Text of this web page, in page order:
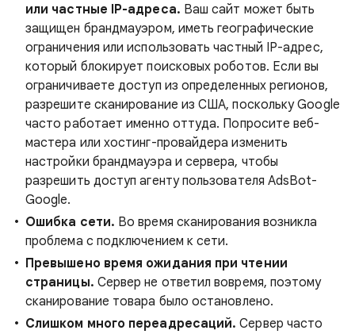
или частные IP-адреса. Ваш сайт может быть
защищен брандмауэром, иметь географические
ограничения или использовать частный IP-адрес,
который блокирует поисковых роботов. Если вы
ограничиваете доступ из определенных регионов,
разрешите сканирование из США, поскольку Google
часто работает именно оттуда. Попросите веб-
мастера или хостинг-провайдера изменить
настройки брандмауэра и сервера, чтобы
разрешить доступ агенту пользователя AdsBot-
Google.
Ошибка сети. Во время сканирования возникла
проблема с подключением к сети.
Превышено время ожидания при чтении
страницы. Сервер не ответил вовремя, поэтому
сканирование товара было остановлено.
Слишком много переадресаций. Сервер часто